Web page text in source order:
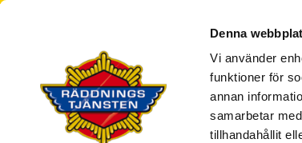
Denna
Vi använder
funktioner för
annan
samarbetar
tillhandahållit
BORÅS
Din